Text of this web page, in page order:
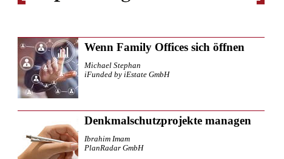
Wenn Family Offices sich öffnen
Michael Stephan
iFunded by iEstate GmbH
Denkmalschutzprojekte managen
Ibrahim Imam
PlanRadar GmbH